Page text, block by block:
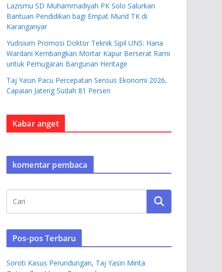
Lazismu SD Muhammadiyah PK Solo Salurkan
Bantuan Pendidikan bagi Empat Murid TK di
Karanganyar
Yudisium Promosi Doktor Teknik Sipil UNS: Hana
Wardani Kembangkan Mortar Kapur Berserat Rami
untuk Pemugaran Bangunan Heritage
Taj Yasin Pacu Percepatan Sensus Ekonomi 2026,
Capaian Jateng Sudah 81 Persen
Kabar anget
komentar pembaca
Pos-pos Terbaru
Soroti Kasus Perundungan, Taj Yasin Minta